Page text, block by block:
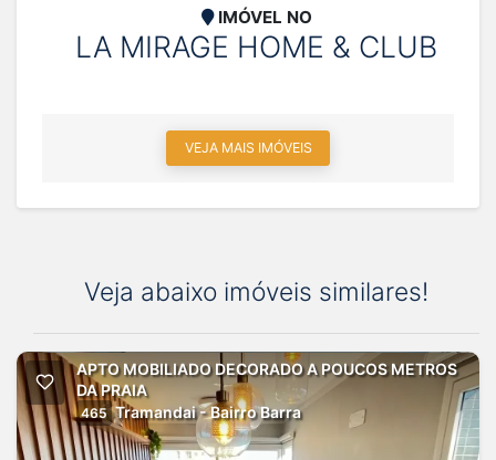
IMÓVEL NO
LA MIRAGE HOME & CLUB
VEJA MAIS IMÓVEIS
Veja abaixo imóveis similares!
APTO MOBILIADO DECORADO A POUCOS METROS
DA PRAIA
465 Tramandai - Bairro Barra